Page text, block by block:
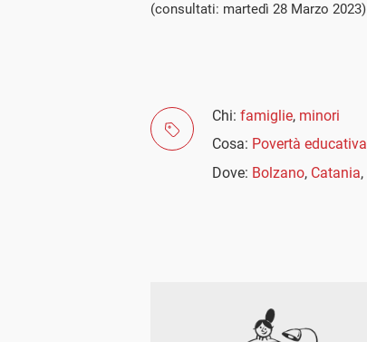
(consultati: martedì 28 Marzo 2023)
Chi: famiglie, minori
Cosa: Povertà educativa
Dove: Bolzano, Catania,